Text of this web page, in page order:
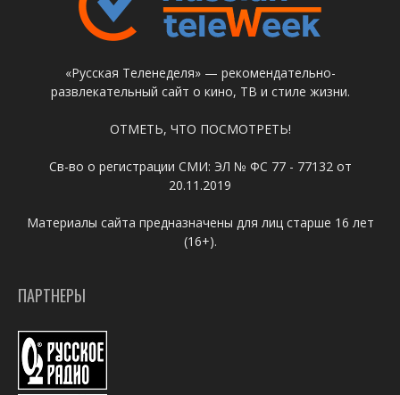
«Русская Теленеделя» — рекомендательно-
развлекательный сайт о кино, ТВ и стиле жизни.
ОТМЕТЬ, ЧТО ПОСМОТРЕТЬ!
Св-во о регистрации СМИ: ЭЛ № ФС 77 - 77132 от
20.11.2019
Материалы сайта предназначены для лиц старше 16 лет
(16+).
ПАРТНЕРЫ